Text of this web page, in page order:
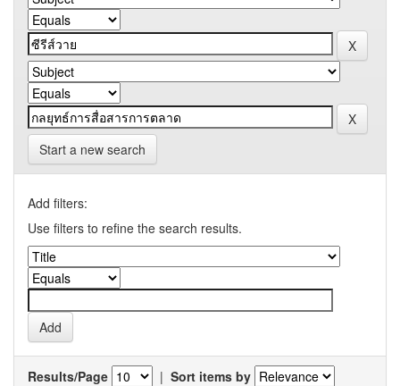
Start a new search
Add filters:
Use filters to refine the search results.
Results/Page | Sort items by